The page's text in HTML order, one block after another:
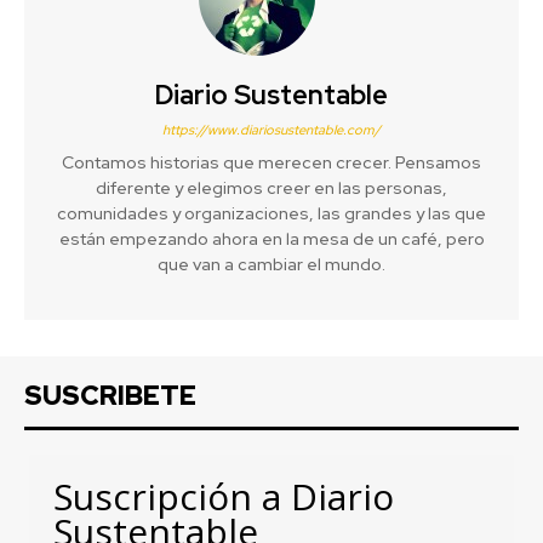
Diario Sustentable
https://www.diariosustentable.com/
Contamos historias que merecen crecer. Pensamos
diferente y elegimos creer en las personas,
comunidades y organizaciones, las grandes y las que
están empezando ahora en la mesa de un café, pero
que van a cambiar el mundo.
SUSCRIBETE
Suscripción a Diario
Sustentable